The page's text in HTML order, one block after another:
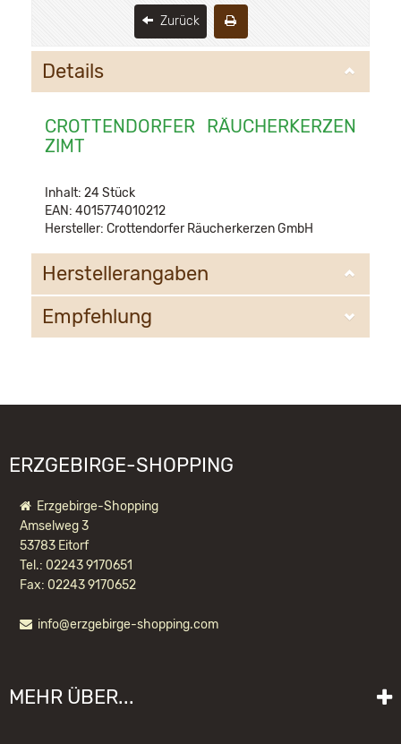
Zurück
Details
CROTTENDORFER RÄUCHERKERZEN
ZIMT
Inhalt: 24 Stück
EAN: 4015774010212
Hersteller: Crottendorfer Räucherkerzen GmbH
Herstellerangaben
Crottendorfer Räucherkerzen GmbH
Empfehlung
ERZGEBIRGE-SHOPPING
Erzgebirge-Shopping
Amselweg 3
53783 Eitorf
Tel.: 02243 9170651
Fax: 02243 9170652
info@erzgebirge-shopping.com
MEHR ÜBER...